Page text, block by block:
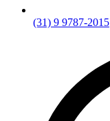
(31) 9 9787-2015